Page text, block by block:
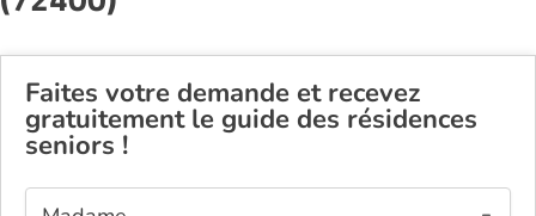
Faites votre demande et recevez
gratuitement le guide des résidences
seniors !